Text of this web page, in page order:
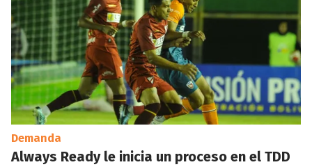
Demanda
Always Ready le inicia un proceso en el TDD